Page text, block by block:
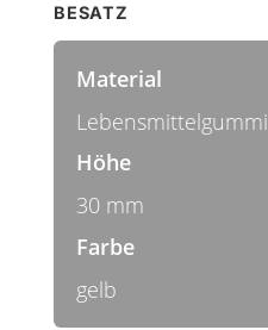
BESATZ
Material
Lebensmittelgummi
Höhe
30 mm
Farbe
gelb